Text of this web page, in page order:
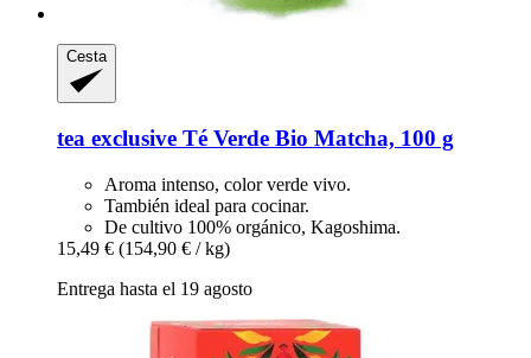
Cesta
tea exclusive Té Verde Bio Matcha, 100 g
Aroma intenso, color verde vivo.
También ideal para cocinar.
De cultivo 100% orgánico, Kagoshima.
15,49 € (154,90 € / kg)
Entrega hasta el 19 agosto